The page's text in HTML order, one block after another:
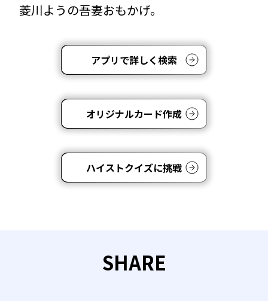
菱川ようの吾妻おもかげ。
アプリで詳しく検索
オリジナルカード作成
ハイストクイズに挑戦
SHARE